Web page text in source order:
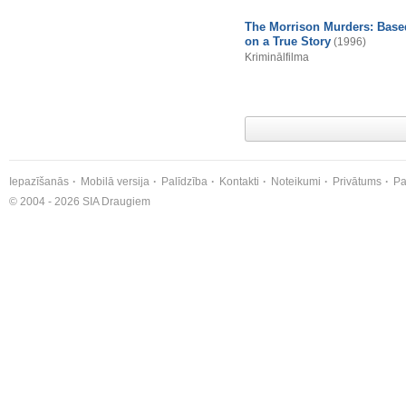
The Morrison Murders:
on a True Story (1996)
Kriminālfilma
Iepazīšanās Mobilā versija Palīdzība Kontakti Noteikumi Privātums
© 2004 - 2026 SIA Draugiem